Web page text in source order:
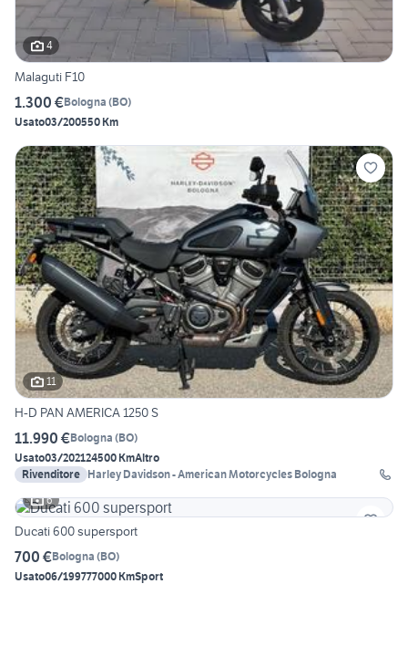
4
Malaguti F10
1.300 €Bologna (BO)
Usato03/200550 Km
11
H-D PAN AMERICA 1250 S
11.990 €Bologna (BO)
Usato03/202124500 KmAltro
Rivenditore Harley Davidson - American Motorcycles Bologna
6
Ducati 600 supersport
700 €Bologna (BO)
Usato06/199777000 KmSport